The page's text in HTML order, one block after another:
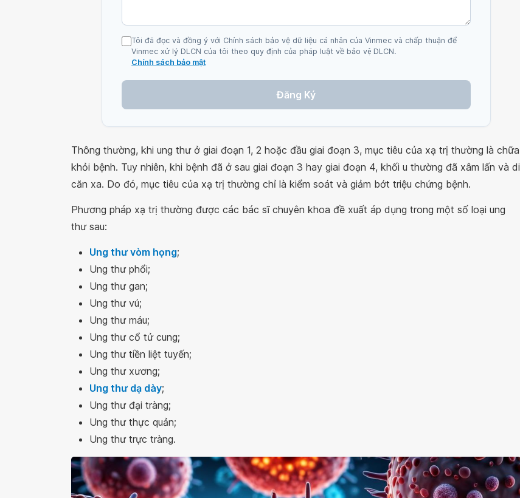
Tôi đã đọc và đồng ý với Chính sách bảo vệ dữ liệu cá nhân của Vinmec và chấp thuận để
Vinmec xử lý DLCN của tôi theo quy định của pháp luật về bảo vệ DLCN.
Chính sách bảo mật
Đăng Ký
Thông thường, khi ung thư ở giai đoạn 1, 2 hoặc đầu giai đoạn 3, mục tiêu của xạ trị thường là chữa
khỏi bệnh. Tuy nhiên, khi bệnh đã ở sau giai đoạn 3 hay giai đoạn 4, khối u thường đã xâm lấn và di
căn xa. Do đó, mục tiêu của xạ trị thường chỉ là kiểm soát và giảm bớt triệu chứng bệnh.
Phương pháp xạ trị thường được các bác sĩ chuyên khoa đề xuất áp dụng trong một số loại ung
thư sau:
Ung thư vòm họng;
Ung thư phổi;
Ung thư gan;
Ung thư vú;
Ung thư máu;
Ung thư cổ tử cung;
Ung thư tiền liệt tuyến;
Ung thư xương;
Ung thư dạ dày;
Ung thư đại tràng;
Ung thư thực quản;
Ung thư trực tràng.